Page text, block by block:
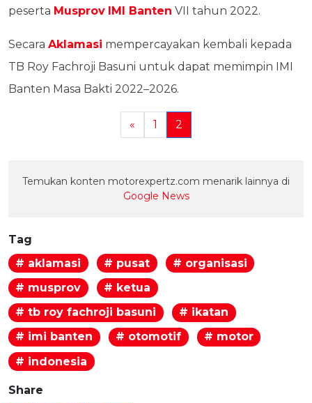
peserta Musprov IMI Banten VII tahun 2022.
Secara Aklamasi mempercayakan kembali kepada
TB Roy Fachroji Basuni untuk dapat memimpin IMI
Banten Masa Bakti 2022–2026.
« 1 2
Temukan konten motorexpertz.com menarik lainnya di
Google News
Tag
# aklamasi
# pusat
# organisasi
# musprov
# ketua
# tb roy fachroji basuni
# ikatan
# imi banten
# otomotif
# motor
# indonesia
Share